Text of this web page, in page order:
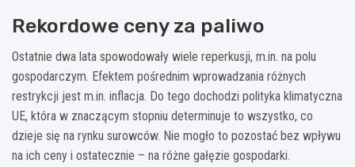
Rekordowe ceny za paliwo
Ostatnie dwa lata spowodowały wiele reperkusji, m.in. na polu
gospodarczym. Efektem pośrednim wprowadzania różnych
restrykcji jest m.in. inflacja. Do tego dochodzi polityka klimatyczna
UE, która w znaczącym stopniu determinuje to wszystko, co
dzieje się na rynku surowców. Nie mogło to pozostać bez wpływu
na ich ceny i ostatecznie – na różne gałęzie gospodarki.